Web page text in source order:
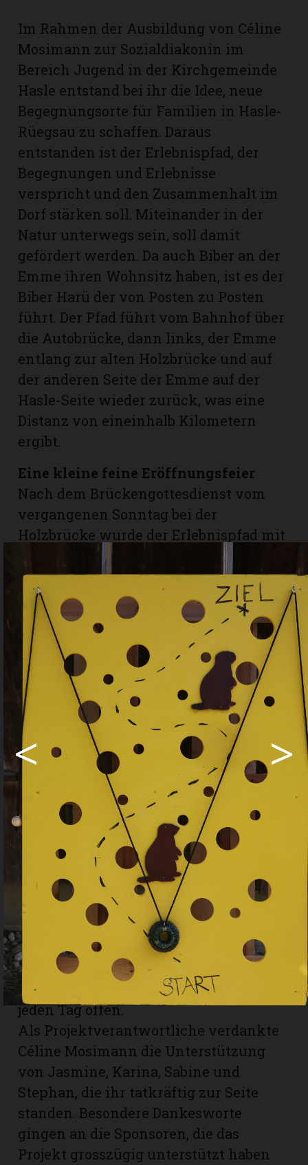
Im Rahmen der Ausbildung von Céline
Mosimann zur Sozialdiakonin im
Bereich Jugend in der Kirchgemeinde
Hasle entstand bei ihr die Idee, neue
Begegnungsorte für Familien in Hasle-
Rüegsau zu schaffen. Daraus
entstanden ist der Erlebnispfad, der
Begegnungen und Erlebnisse
verspricht und den Zusammenhalt im
Dorf stärken soll. Miteinander in der
Natur unterwegs sein, soll damit
gefördert werden. Da auch Biber an der
Emme ihren Wohnsitz haben, ist es der
Biber Harü der von Posten zu Posten
führt. Der Pfad führt vom Bahnhof über
die Autobrücke, dann links, der Emme
entlang zur alten Holzbrücke und auf
der anderen Seite der Emme auf der
Hasle-Seite wieder zurück, was eine
Distanz von eineinhalb Kilometern
ergibt.
Eine kleine feine Eröffnungsfeier
Nach dem Brückengottesdienst vom
vergangenen Sonntag bei der
Holzbrücke wurde der Erlebnispfad mit
einer kleinen Feier eröffnet. Céline
Mosimann hielt einen kurzen
Rückblick auf das Entstehen des
Projektes und verdankte ganz
besonders den Einsatz der engagierten
Familien, die motiviert und voller
Tatendrang mittels eines Workshops
an einem Sonntag mitgeholfen haben,
den Erlebnispfad zu einem
eindrücklichen Erlebnis werden zu
lassen. Es wurde gebastelt,
ausgemessen, zusammengeschraubt
und gemalt und so entstanden neun
Stationen, an denen es spannende
Spielmöglichkeiten gibt und Rätsel zu
lösen sind. Aus den verschiedenen
Rätseln ergibt sich ein Lösungswort aus
neun Buchstaben. Das Ziel ist die
Bäckerei Meier, wo die Teilnehmenden
eine Belohnung abholen dürfen, falls
das Lösungswort richtig ist. Der
Erlebnispfad ist bis Ende September
jeden Tag offen.
Als Projektverantwortliche verdankte
Céline Mosimann die Unterstützung
von Jasmine, Karina, Sabine und
Stephan, die ihr tatkräftig zur Seite
standen. Besondere Dankesworte
gingen an die Sponsoren, die das
Projekt grosszügig unterstützt haben
< >